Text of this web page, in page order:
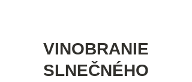
VINOBRANIE
SLNEČNÉHO